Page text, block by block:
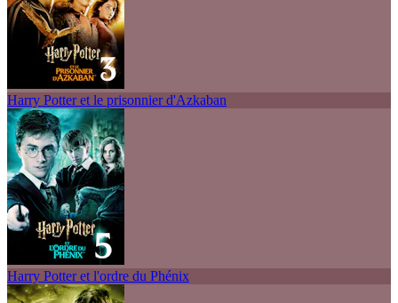
Harry Potter et le prisonnier d'Azkaban
Harry Potter et l'ordre du Phénix